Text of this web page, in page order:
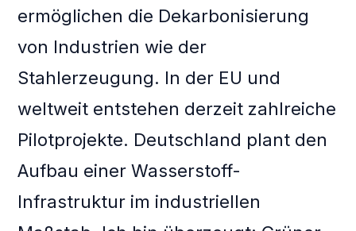
ermöglichen die Dekarbonisierung
von Industrien wie der
Stahlerzeugung. In der EU und
weltweit entstehen derzeit zahlreiche
Pilotprojekte. Deutschland plant den
Aufbau einer Wasserstoff-
Infrastruktur im industriellen